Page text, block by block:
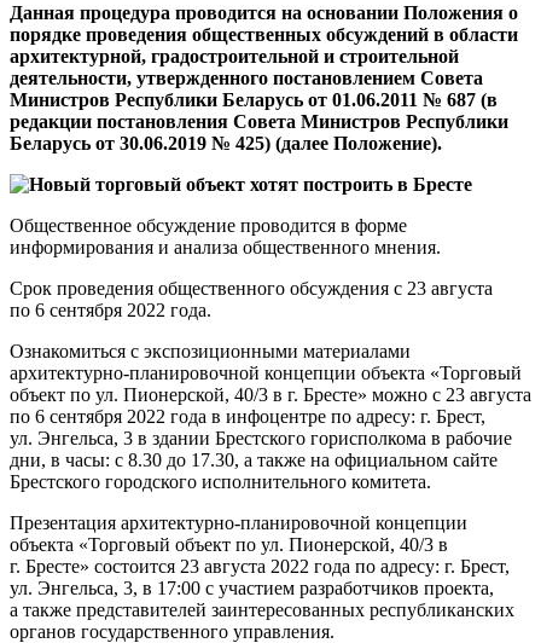
Данная процедура проводится на основании Положения о
порядке проведения общественных обсуждений в области
архитектурной, градостроительной и строительной
деятельности, утвержденного постановлением Совета
Министров Республики Беларусь от 01.06.2011 № 687 (в
редакции постановления Совета Министров Республики
Беларусь от 30.06.2019 № 425) (далее Положение).
Общественное обсуждение проводится в форме
информирования и анализа общественного мнения.
Срок проведения общественного обсуждения с 23 августа
по 6 сентября 2022 года.
Ознакомиться с экспозиционными материалами
архитектурно-планировочной концепции объекта «Торговый
объект по ул. Пионерской, 40/3 в г. Бресте» можно с 23 августа
по 6 сентября 2022 года в инфоцентре по адресу: г. Брест,
ул. Энгельса, 3 в здании Брестского горисполкома в рабочие
дни, в часы: с 8.30 до 17.30, а также на официальном сайте
Брестского городского исполнительного комитета.
Презентация архитектурно-планировочной концепции
объекта «Торговый объект по ул. Пионерской, 40/3 в
г. Бресте» состоится 23 августа 2022 года по адресу: г. Брест,
ул. Энгельса, 3, в 17:00 с участием разработчиков проекта,
а также представителей заинтересованных республиканских
органов государственного управления.